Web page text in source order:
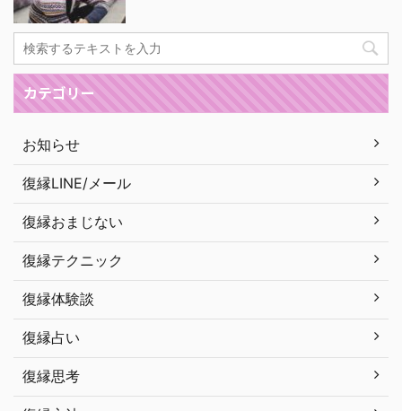
カテゴリー
お知らせ
復縁LINE/メール
復縁おまじない
復縁テクニック
復縁体験談
復縁占い
復縁思考